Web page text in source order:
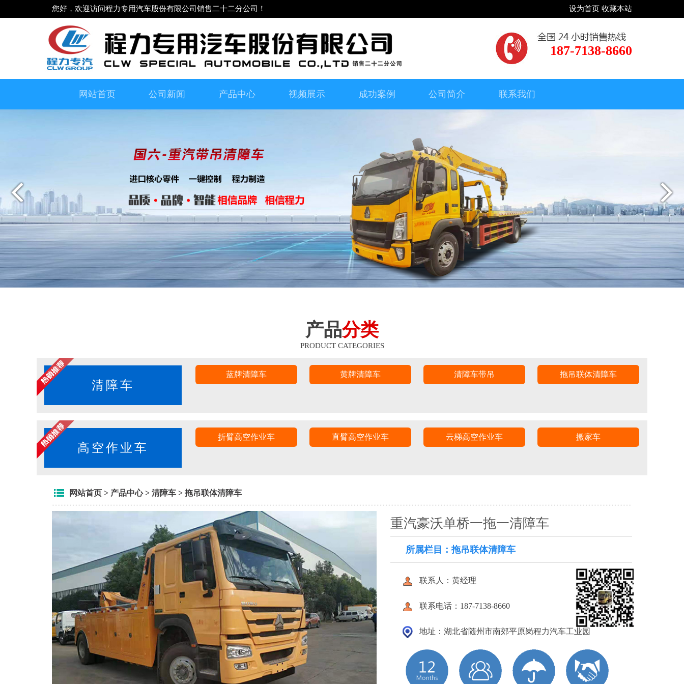
您好，欢迎访问程力专用汽车股份有限公司销售二十二分公司！ 设为首页 收藏本站
187-7138-8660
网站首页 公司新闻 产品中心 视频展示 成功案例 公司简介 联系我们
产品分类
PRODUCT CATEGORIES
清障车
蓝牌清障车 黄牌清障车 清障车带吊 拖吊联体清障车
高空作业车
折臂高空作业车 直臂高空作业车 云梯高空作业车 搬家车
网站首页 > 产品中心> 清障车 > 拖吊联体清障车
重汽豪沃单桥一拖一清障车
所属栏目：拖吊联体清障车
联系人：黄经理
联系电话：187-7138-8660
地址：湖北省随州市南郊平原岗程力汽车工业园